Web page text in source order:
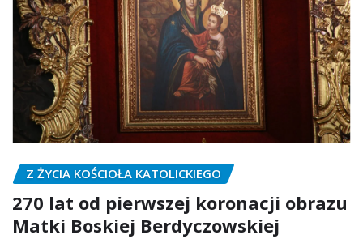
Z ŻYCIA KOŚCIOŁA KATOLICKIEGO
270 lat od pierwszej koronacji obrazu
Matki Boskiej Berdyczowskiej